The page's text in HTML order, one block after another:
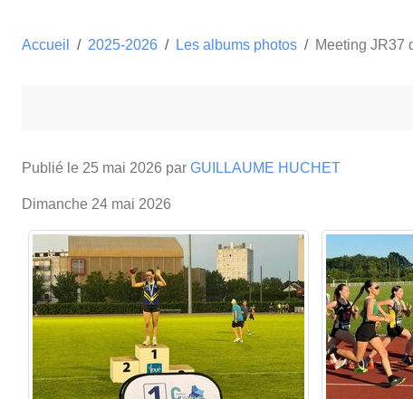
Accueil 2025-2026 Les albums photos Meeting JR37
Publié le 25 mai 2026 par GUILLAUME HUCHET
Dimanche 24 mai 2026